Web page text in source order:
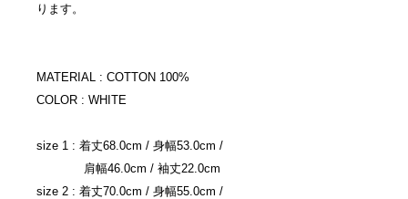
ります。
MATERIAL : COTTON 100%
COLOR : WHITE
size 1 : 着丈68.0cm / 身幅53.0cm /
肩幅46.0cm / 袖丈22.0cm
size 2 : 着丈70.0cm / 身幅55.0cm /